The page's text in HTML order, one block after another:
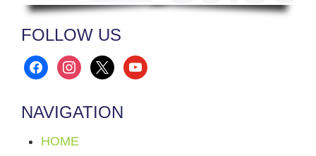
FOLLOW US
facebookinstagram
x youtube
NAVIGATION
HOME